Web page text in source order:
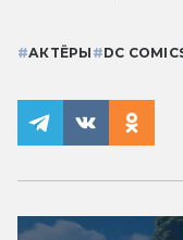
#АКТЁРЫ #DC